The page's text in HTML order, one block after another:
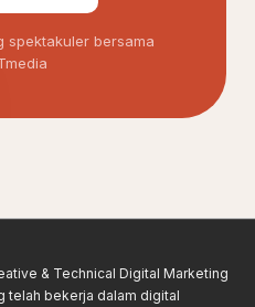
spektakuler bersama
& Technical Digital Marketing
telah bekerja dalam digital